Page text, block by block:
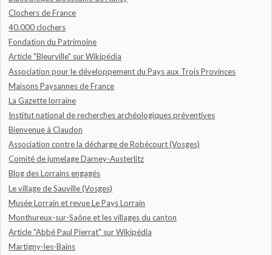
Clochers de France
40.000 clochers
Fondation du Patrimoine
Article "Bleurville" sur Wikipédia
Association pour le développement du Pays aux Trois Provinces
Maisons Paysannes de France
La Gazette lorraine
Institut national de recherches archéologiques préventives
Bienvenue à Claudon
Association contre la décharge de Robécourt (Vosges)
Comité de jumelage Darney-Austerlitz
Blog des Lorrains engagés
Le village de Sauville (Vosges)
Musée Lorrain et revue Le Pays Lorrain
Monthureux-sur-Saône et les villages du canton
Article "Abbé Paul Pierrat" sur Wikipédia
Martigny-les-Bains